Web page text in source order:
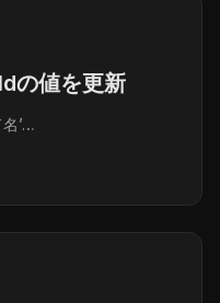
の値を更新
’…